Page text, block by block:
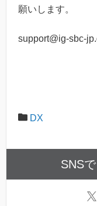
願いします。
support@ig-sbc-
DX
SNS